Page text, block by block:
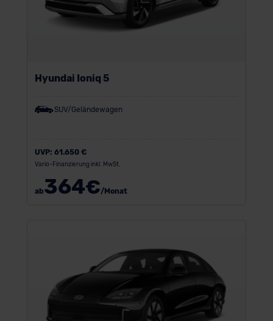
Hyundai Ioniq 5
SUV/Geländewagen
UVP: 61.650 €
Vario-Finanzierung inkl. MwSt.
ab364€/Monat